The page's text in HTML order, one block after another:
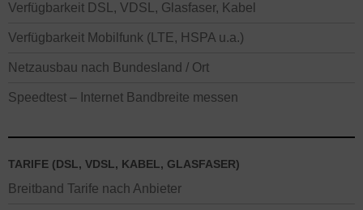
Verfügbarkeit DSL, VDSL, Glasfaser, Kabel
Verfügbarkeit Mobilfunk (LTE, HSPA u.a.)
Netzausbau nach Bundesland / Ort
Speedtest – Internet Bandbreite messen
TARIFE (DSL, VDSL, KABEL, GLASFASER)
Breitband Tarife nach Anbieter